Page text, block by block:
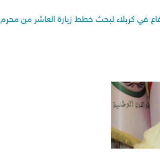
في كربلاء لبحث خطط زيارة العاشر من محرم